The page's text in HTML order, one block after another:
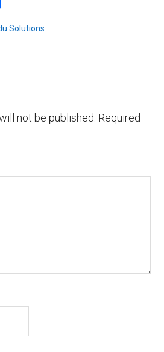
Solutions
not be published. Required